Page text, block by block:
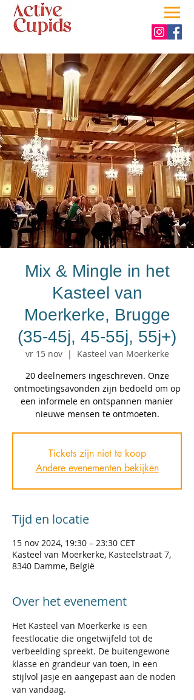
Mix & Mingle in het
Kasteel van
Moerkerke, Brugge
(35-45j, 45-55j, 55j+)
vr 15 nov
  |
Kasteel van Moerkerke
20 deelnemers ingeschreven. Onze
ontmoetingsavonden zijn bedoeld om op
een informele en ontspannen manier
nieuwe mensen te ontmoeten.
Tickets zijn niet te koop
Andere evenementen bekijken
Tijd en locatie
15 nov 2024, 19:30 – 23:30 CET
Kasteel van Moerkerke, Kasteelstraat 7,
8340 Damme, België
Over het evenement
Het Kasteel van Moerkerke is een
feestlocatie die ongetwijfeld tot de
verbeelding spreekt. De buitengewone
klasse en grandeur van toen, in een
stijlvol jasje en aangepast aan de noden
van vandaag.